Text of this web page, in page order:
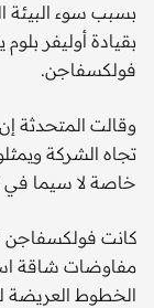
بسبب سوء البيئة
بقيادة أوليفر
فولكسفاجن.
وقالت المتحدثة
تجاه الشركة
خاصة لا سيما في
كانت فولكسفاجن
مفاوضات شاقة
الخطوط العريضة